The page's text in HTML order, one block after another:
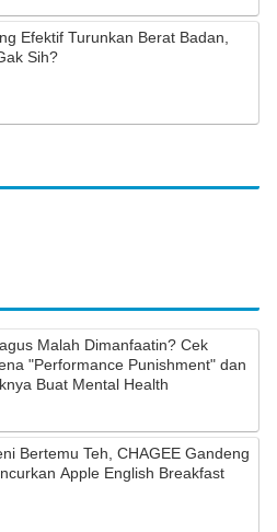
Efektif Turunkan Berat Badan,
Sih?
Malah Dimanfaatin? Cek
"Performance Punishment" dan
Buat Mental Health
Bertemu Teh, CHAGEE Gandeng
Apple English Breakfast